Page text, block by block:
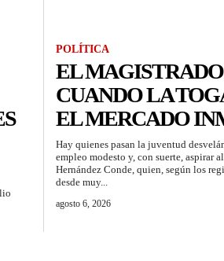
POLÍTICA
EL
CUANDO LA
EL MERCADO
Hay quienes pasan la juventud
empleo modesto y, con suerte, aspirar
Hernández Conde, quien, según los
desde muy...
agosto 6, 2026